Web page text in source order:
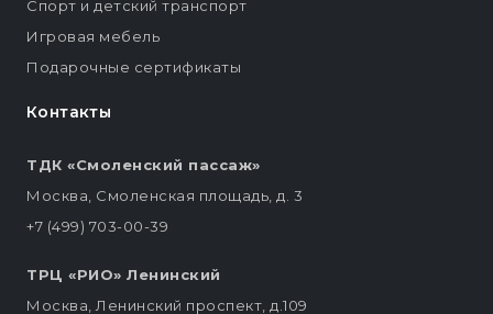
Контакты
ТДК «Смоленский пассаж»
Москва, Смоленская площадь, д. 3
+7 (499) 703-00-39
ТРЦ «РИО» Ленинский
Москва, Ленинский проспект, д.109
Спорт и детский транспорт
Игровая мебель
Подарочные сертификаты